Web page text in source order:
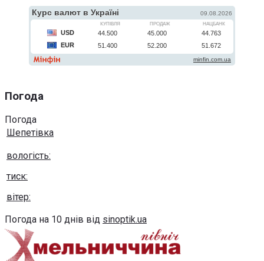
Погода
Погода
Шепетівка
вологість:
тиск:
вітер:
Погода на 10 днів від sinoptik.ua